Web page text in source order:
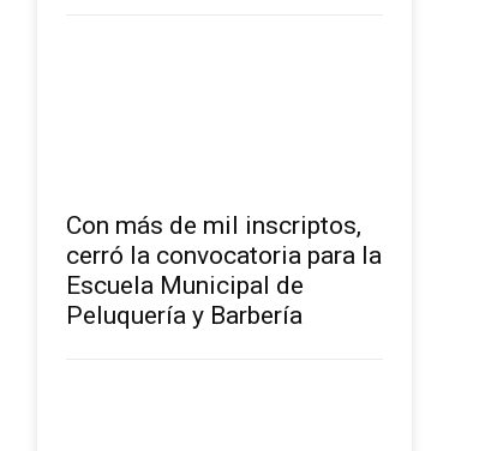
Con más de mil inscriptos,
cerró la convocatoria para la
Escuela Municipal de
Peluquería y Barbería